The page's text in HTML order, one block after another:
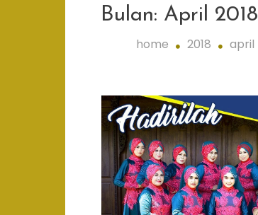
Bulan: April 2018
home 2018 april